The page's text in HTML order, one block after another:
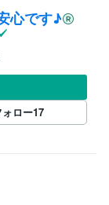
心です♪
ォロー17